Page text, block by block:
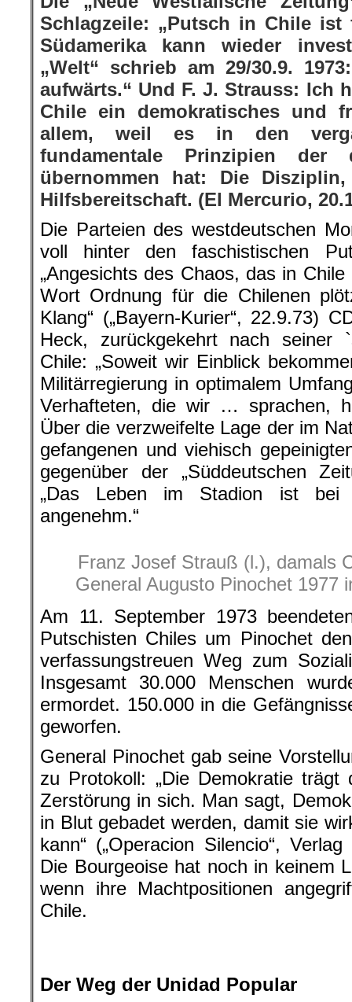
Schlagzeile: „Putsch in Chile
Südamerika kann wieder
„Welt“ schrieb am 29/30.9.
aufwärts.“ Und F. J. Strauss: Ich
Chile ein demokratisches und
allem, weil es in den
fundamentale Prinzipien der
übernommen hat: Die
Hilfsbereitschaft. (El Mercurio,
Die Parteien des westdeutschen
voll hinter den faschistischen
„Angesichts des Chaos, das in
Wort Ordnung für die Chilenen
Klang“ („Bayern-Kurier“, 22.9.73)
Heck, zurückgekehrt nach seiner
Chile: „Soweit wir Einblick
Militärregierung in optimalem
Verhafteten, die wir … sprachen,
Über die verzweifelte Lage der im
gefangenen und viehisch
gegenüber der „Süddeutschen
„Das Leben im Stadion ist bei
angenehm.“
Franz Josef Strauß (l.), damals
General Augusto Pinochet 1977
Am 11. September 1973
Putschisten Chiles um Pinochet
verfassungstreuen Weg zum
Insgesamt 30.000 Menschen
ermordet. 150.000 in die
geworfen.
General Pinochet gab seine
zu Protokoll: „Die Demokratie trägt
Zerstörung in sich. Man sagt,
in Blut gebadet werden, damit sie
kann“ („Operacion Silencio“,
Die Bourgeoise hat noch in keinem
wenn ihre Machtpositionen
Chile.
Der Weg der Unidad Popular